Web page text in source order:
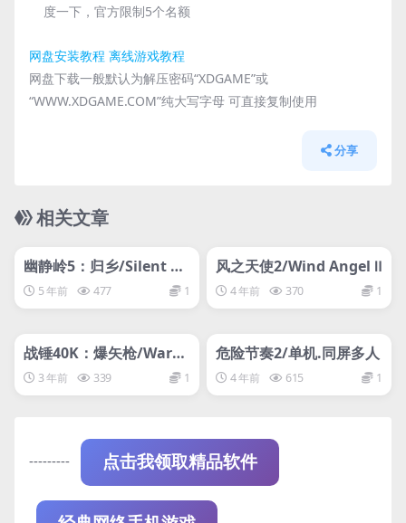
度一下，官方限制5个名额
网盘安装教程 离线游戏教程
网盘下载一般默认为解压密码“XDGAME”或
“WWW.XDGAME.COM”纯大写字母 可直接复制使用
分享
相关文章
网盘下载游戏
幽静岭5：归乡/Silent Hil
l 5:Homecoming/附历
代合集
5 年前 477 1
网盘下载游戏
风之天使2/Wind Angel Ⅱ
4 年前 370 1
网盘下载游戏
战锤40K：爆矢枪/Warh
ammer 40,000: Boltgu
n
3 年前 339 1
网盘下载游戏
危险节奏2/单机.同屏多人
4 年前 615 1
--------- 点击我领取精品软件